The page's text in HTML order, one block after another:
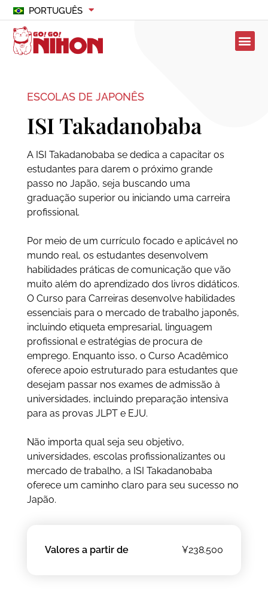
PORTUGUÊS
ESCOLAS DE JAPONÊS
ISI Takadanobaba
A ISI Takadanobaba se dedica a capacitar os
estudantes para darem o próximo grande
passo no Japão, seja buscando uma
graduação superior ou iniciando uma carreira
profissional.
Por meio de um currículo focado e aplicável no
mundo real, os estudantes desenvolvem
habilidades práticas de comunicação que vão
muito além do aprendizado dos livros didáticos.
O Curso para Carreiras desenvolve habilidades
essenciais para o mercado de trabalho japonês,
incluindo etiqueta empresarial, linguagem
profissional e estratégias de procura de
emprego. Enquanto isso, o Curso Acadêmico
oferece apoio estruturado para estudantes que
desejam passar nos exames de admissão à
universidades, incluindo preparação intensiva
para as provas JLPT e EJU.
Não importa qual seja seu objetivo,
universidades, escolas profissionalizantes ou
mercado de trabalho, a ISI Takadanobaba
oferece um caminho claro para seu sucesso no
Japão.
Valores a partir de ¥238.500